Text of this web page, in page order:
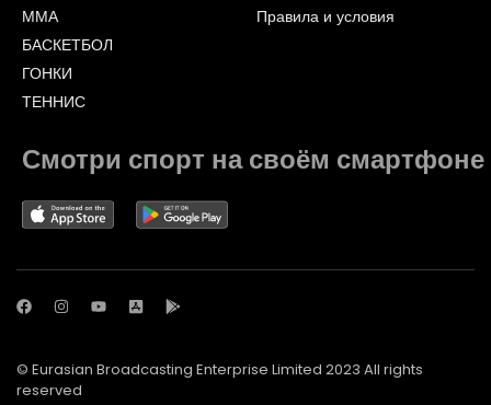
ММА
БАСКЕТБОЛ
ГОНКИ
ТЕННИС
Правила и условия
Смотри спорт на своём смартфоне
© Eurasian Broadcasting Enterprise Limited 2023 All rights
reserved